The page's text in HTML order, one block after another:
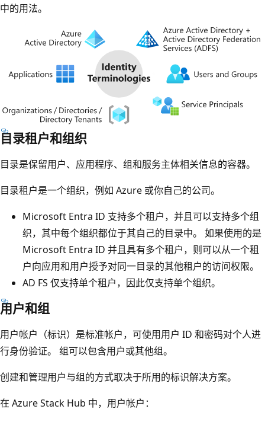
中的用法。
目录租户和组织
目录是保留用户、应用程序、组和服务主体相关信息的容器。
目录租户是一个组织，例如 Azure 或你自己的公司。
Microsoft Entra ID 支持多个租户，并且可以支持多个组
织，其中每个组织都位于其自己的目录中。 如果使用的是
Microsoft Entra ID 并且具有多个租户，则可以从一个租
户向应用和用户授予对同一目录的其他租户的访问权限。
AD FS 仅支持单个租户，因此仅支持单个组织。
用户和组
用户帐户（标识）是标准帐户，可使用用户 ID 和密码对个人进
行身份验证。 组可以包含用户或其他组。
创建和管理用户与组的方式取决于所用的标识解决方案。
在 Azure Stack Hub 中，用户帐户：